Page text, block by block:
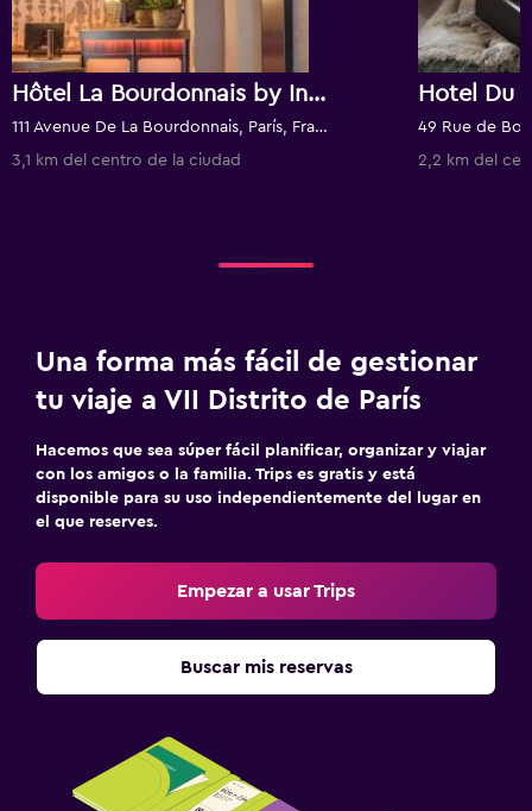
Hôtel La Bourdonnais by Inwood Hotels
111 Avenue De La Bourdonnais, París, Francia
3,1 km del centro de la ciudad
Hotel Du
49 Rue de
2,2 km del
Una forma más fácil de gestionar
tu viaje a VII Distrito de París
Hacemos que sea súper fácil planificar, organizar y viajar
con los amigos o la familia. Trips es gratis y está
disponible para su uso independientemente del lugar en
el que reserves.
Empezar a usar Trips
Buscar mis reservas